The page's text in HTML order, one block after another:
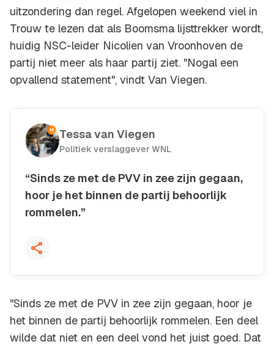
uitzondering dan regel. Afgelopen weekend viel in
Trouw te lezen dat als Boomsma lijsttrekker wordt,
huidig NSC-leider Nicolien van Vroonhoven de
partij niet meer als haar partij ziet. "Nogal een
opvallend statement", vindt Van Viegen.
Tessa van Viegen
Politiek verslaggever WNL
“Sinds ze met de PVV in zee zijn gegaan,
hoor je het binnen de partij behoorlijk
rommelen.”Kopieer quote
"Sinds ze met de PVV in zee zijn gegaan, hoor je
het binnen de partij behoorlijk rommelen. Een deel
wilde dat niet en een deel vond het juist goed. Dat